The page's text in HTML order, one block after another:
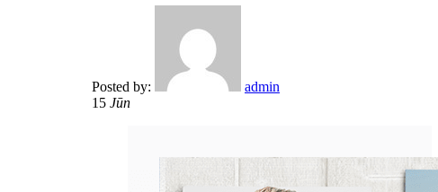
Posted by:
admin
15 Jūn